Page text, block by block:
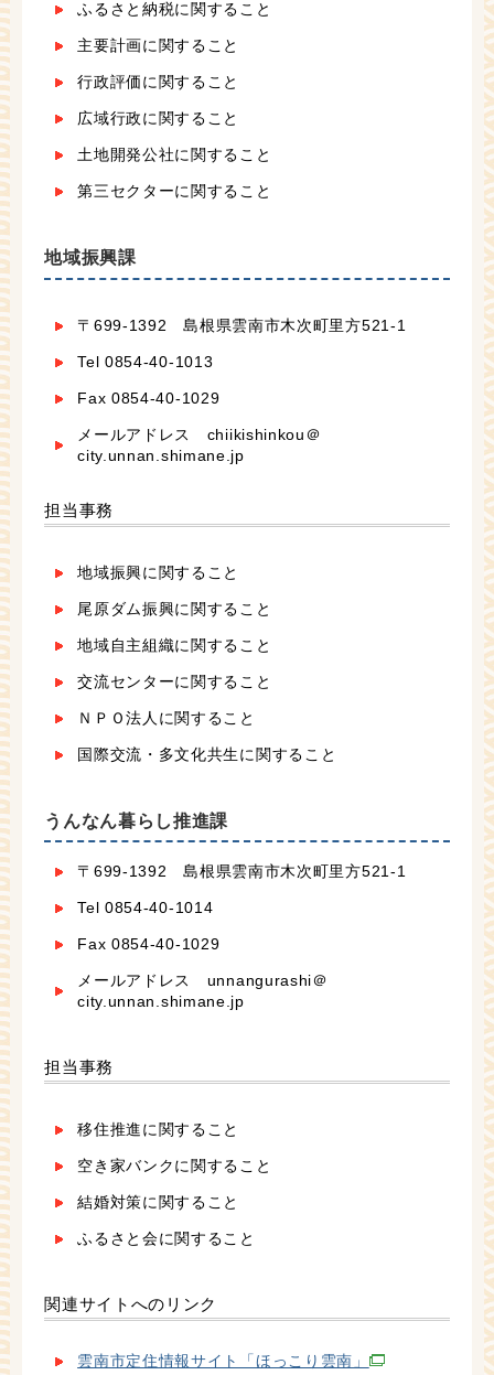
ふるさと納税に関すること
主要計画に関すること
行政評価に関すること
広域行政に関すること
土地開発公社に関すること
第三セクターに関すること
地域振興課
〒699-1392 島根県雲南市木次町里方521-1
Tel 0854-40-1013
Fax 0854-40-1029
メールアドレス chiikishinkou＠
city.unnan.shimane.jp
担当事務
地域振興に関すること
尾原ダム振興に関すること
地域自主組織に関すること
交流センターに関すること
ＮＰＯ法人に関すること
国際交流・多文化共生に関すること
うんなん暮らし推進課
〒699-1392 島根県雲南市木次町里方521-1
Tel 0854-40-1014
Fax 0854-40-1029
メールアドレス unnangurashi＠
city.unnan.shimane.jp
担当事務
移住推進に関すること
空き家バンクに関すること
結婚対策に関すること
ふるさと会に関すること
関連サイトへのリンク
雲南市定住情報サイト「ほっこり雲南」